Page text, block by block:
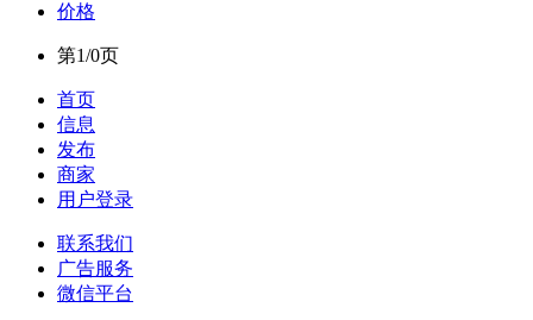
价格
第1/0页
首页
信息
发布
商家
用户登录
联系我们
广告服务
微信平台